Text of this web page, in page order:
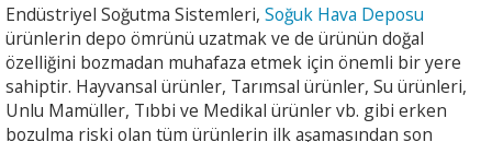
Endüstriyel Soğutma Sistemleri, Soğuk Hava Deposu
ürünlerin depo ömrünü uzatmak ve de ürünün doğal
özelliğini bozmadan muhafaza etmek için önemli bir yere
sahiptir. Hayvansal ürünler, Tarımsal ürünler, Su ürünleri,
Unlu Mamüller, Tıbbi ve Medikal ürünler vb. gibi erken
bozulma riski olan tüm ürünlerin ilk aşamasından son